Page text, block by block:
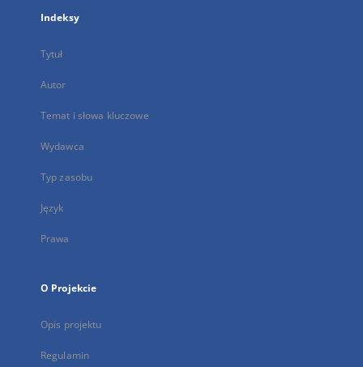
Indeksy
Tytuł
Autor
Temat i słowa kluczowe
Wydawca
Typ zasobu
Język
Prawa
O Projekcie
Opis projektu
Regulamin